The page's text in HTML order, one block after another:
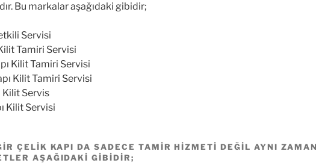
Bu markalar aşağıdaki gibidir;
Servisi
Tamiri Servisi
Kilit Tamiri Servisi
Kilit Tamiri Servisi
Kilit Servis
Kilit Servisi
ÇELIK KAPI DA SADECE TAMIR HIZMETI DEĞIL AYNI
AŞAĞIDAKI GIBIDIR;